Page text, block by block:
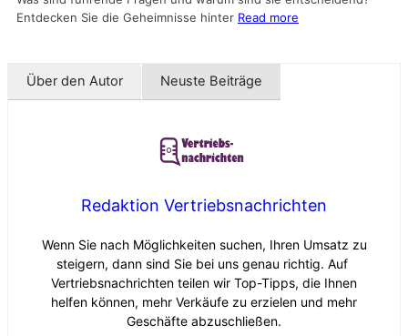
Entdecken Sie die Geheimnisse hinter Read more
Über den Autor Neuste Beiträge
Redaktion Vertriebsnachrichten
Wenn Sie nach Möglichkeiten suchen, Ihren Umsatz zu
steigern, dann sind Sie bei uns genau richtig. Auf
Vertriebsnachrichten teilen wir Top-Tipps, die Ihnen
helfen können, mehr Verkäufe zu erzielen und mehr
Geschäfte abzuschließen.